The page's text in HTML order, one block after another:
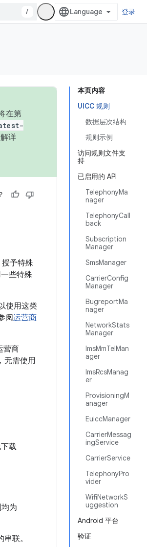
/ 登录
本页内容
UICC 规则
数据层次结构
规则示例
访问规则文件支
持
已启用的 API
TelephonyMa
nager
TelephonyCall
back
Subscription
Manager
SmsManager
CarrierConfig
Manager
BugreportMa
nager
NetworkStats
Manager
ImsMmTelMan
ager
ImsRcsManag
er
ProvisioningM
anager
EuiccManager
CarrierMessag
ingService
CarrierService
TelephonyPro
vider
WifiNetworkS
uggestion
Android 平台
验证
在第
详
授予特殊
些特殊
使用这类
阅运营商
营商
无需使用
载
为
串联。